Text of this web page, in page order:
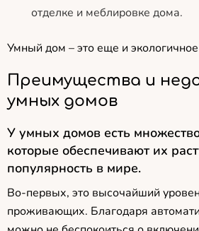
отделке и меблировке дома.
Умный дом – это еще и
Преимущества и
умных домов
У умных домов есть
которые обеспечивают их
популярность в мире.
Во-первых, это высочайший
проживающих. Благодаря